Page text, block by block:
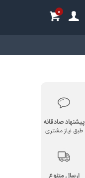
0
پیشنهاد صادقانه
طبق نیاز مشتری